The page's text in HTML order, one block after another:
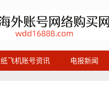
纸飞机账号资讯 电报新闻